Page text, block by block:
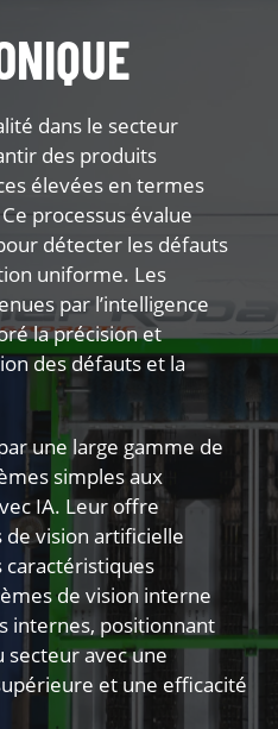
dans le secteur
des produits
élevées en termes
processus évalue
détecter les défauts
uniforme. Les
par l’intelligence
la précision et
des défauts et la
une large gamme de
simples aux
IA. Leur offre
vision artificielle
de vision interne
internes, positionnant
secteur avec une
et une efficacité